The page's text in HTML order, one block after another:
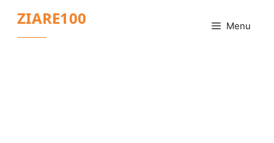
conținut
ZIARE100 Menu